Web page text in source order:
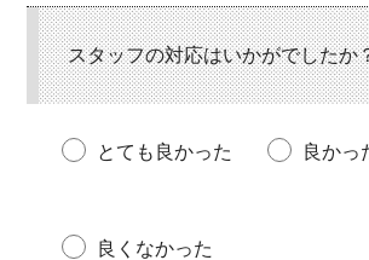
スタッフの対応はいかがでしたか
とても良かった 良かっ
良くなかった